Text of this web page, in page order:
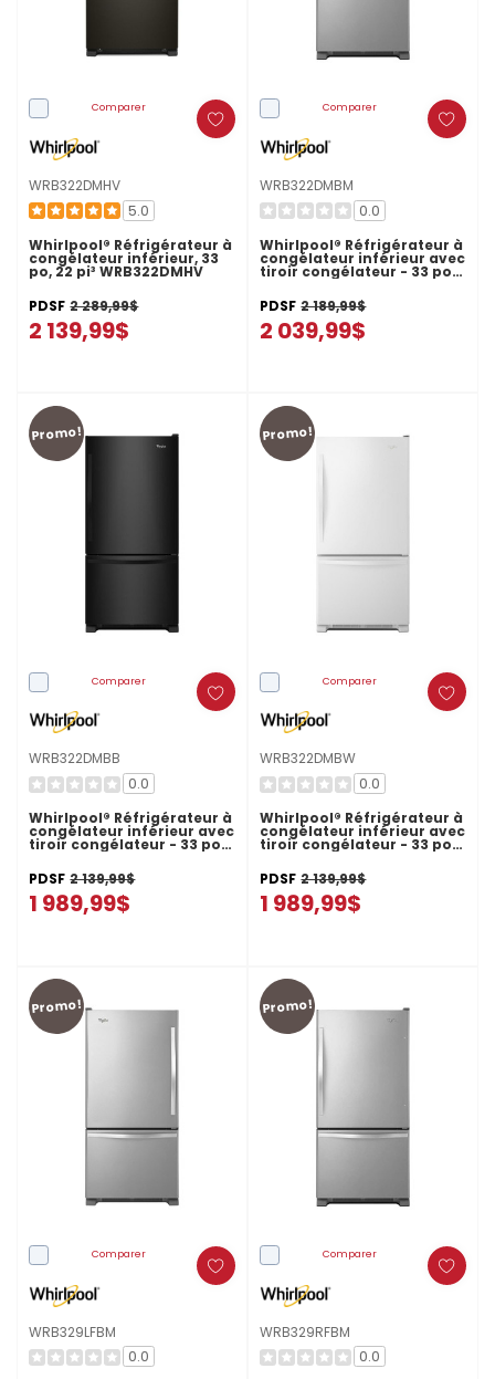
Comparer
WRB322DMHV
5.0
Whirlpool® Réfrigérateur à
congélateur inférieur, 33
po, 22 pi³ WRB322DMHV
PDSF 2 289,99$
2 139,99$
Comparer
WRB322DMBM
0.0
Whirlpool® Réfrigérateur à
congélateur inférieur avec
tiroir congélateur - 33 po -
22 pi cu WRB322DMBM
PDSF 2 189,99$
2 039,99$
Promo!
Comparer
WRB322DMBB
0.0
Whirlpool® Réfrigérateur à
congélateur inférieur avec
tiroir congélateur - 33 po -
22 pi cu WRB322DMBB
PDSF 2 139,99$
1 989,99$
Promo!
Comparer
WRB322DMBW
0.0
Whirlpool® Réfrigérateur à
congélateur inférieur avec
tiroir congélateur - 33 po -
22 pi cu WRB322DMBW
PDSF 2 139,99$
1 989,99$
Promo!
Comparer
WRB329LFBM
0.0
Promo!
Comparer
WRB329RFBM
0.0